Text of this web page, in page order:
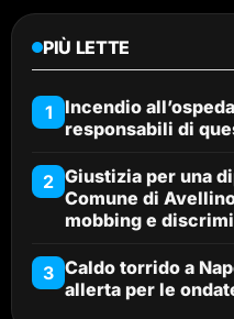
PIÙ LETTE
1
Incendio
responsabili di
2 Giustizia per una
Comune di
mobbing e
3 Caldo torrido a
allerta per le